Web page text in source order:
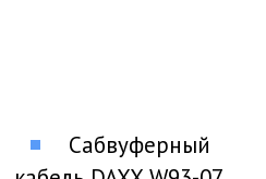
Сабвуферный